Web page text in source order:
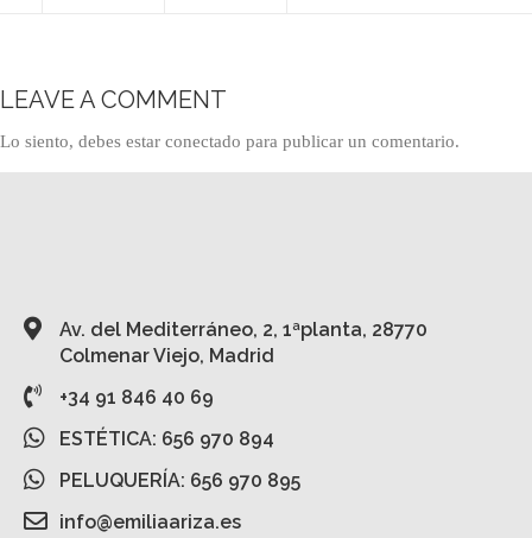
LEAVE A COMMENT
Lo siento, debes estar conectado para publicar un comentario.
Av. del Mediterráneo, 2, 1ªplanta, 28770
Colmenar Viejo, Madrid
+34 91 846 40 69
ESTÉTICA: 656 970 894
PELUQUERÍA: 656 970 895
info@emiliaariza.es